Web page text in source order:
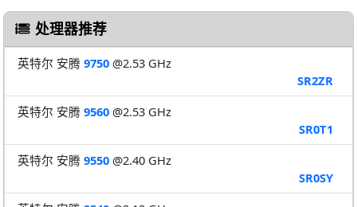
处理器推荐
英特尔 安腾9750 @2.53 GHz
SR2ZR
英特尔 安腾9560 @2.53 GHz
SR0T1
英特尔 安腾9550 @2.40 GHz
SR0SY